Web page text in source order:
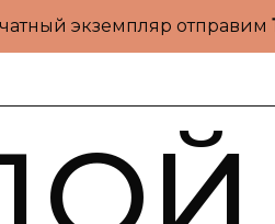
экземпляр отправим